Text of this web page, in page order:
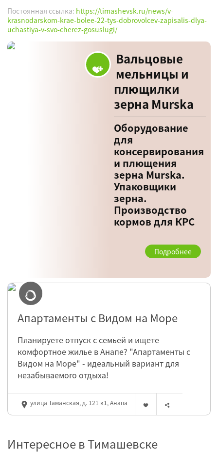
Постоянная ссылка: https://timashevsk.ru/news/v-
krasnodarskom-krae-bolee-22-tys-dobrovolcev-zapisalis-dlya-
uchastiya-v-svo-cherez-gosuslugi/
Вальцовые
мельницы и
плющилки
зерна Murska
Оборудование
для
консервирования
и плющения
зерна Murska.
Упаковщики
зерна.
Производство
кормов для КРС
Подробнее
Апартаменты с Видом на Море
Планируете отпуск с семьей и ищете
комфортное жилье в Анапе? "Апартаменты с
Видом на Море" - идеальный вариант для
незабываемого отдыха!
улица Таманская, д. 121 к1, Анапа
Интересное в Тимашевске